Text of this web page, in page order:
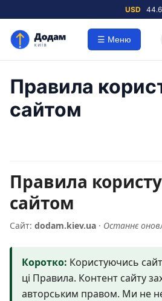
USD
☰ Меню
Правила
сайтом
Правила
сайтом
Сайт: dodam.kiev.ua · Останнє
Коротко: Користуючись
ці Правила. Контент сайту
авторським правом. Ми не